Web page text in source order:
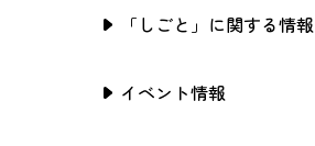
「しごと」に関する情報
イベント情報